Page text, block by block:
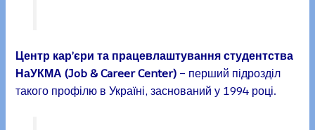
Центр кар’єри та працевлаштування студентства
НаУКМА (Job & Career Center) – перший підрозділ
такого профілю в Україні, заснований у 1994 році.